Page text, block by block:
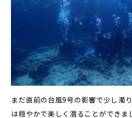
まだ直前の台風9号の影響で少し濁
は穏やかで楽しく潜ることができま